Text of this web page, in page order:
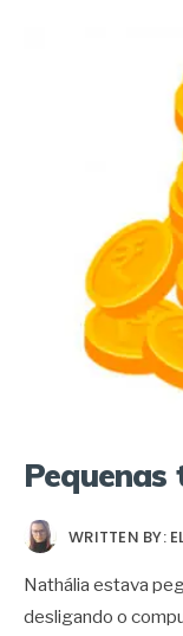
WRITTEN BY:
Nathália estava
desligando o